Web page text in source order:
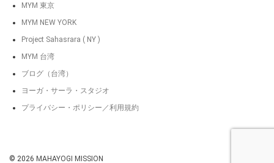
MYM 東京
MYM NEW YORK
Project Sahasrara ( NY )
MYM 台湾
ブログ（台湾）
ヨーガ・サーラ・スタジオ
プライバシー・ポリシー／利用規約
© 2026 MAHAYOGI MISSION